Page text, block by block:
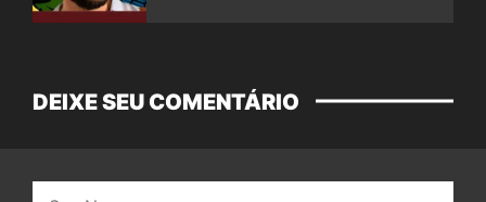
DEIXE SEU COMENTÁRIO